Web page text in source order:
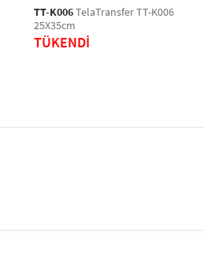
TT-K006TelaTransfer TT-K006
25X35cm
TÜKENDİ